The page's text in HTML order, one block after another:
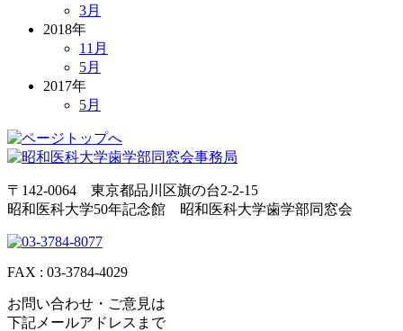
3月
2018年
11月
5月
2017年
5月
〒142-0064 東京都品川区旗の台2-2-15
昭和医科大学50年記念館 昭和医科大学歯学部同窓会
FAX : 03-3784-4029
お問い合わせ・ご意見は
下記メールアドレスまで